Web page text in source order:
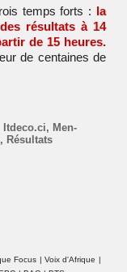
temps forts : la
résultats à 14
de 15 heures.
de centaines de
Itdeco.ci, Men-
, Résultats
Focus | Voix d'Afrique |